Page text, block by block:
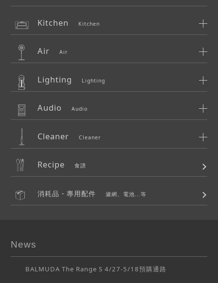
Kitchen Kitchen
Air Air
Lighting Lighting
Audio Audio
Cleaner Cleaner
Recipe 食譜
消耗品・專用配件 濾網、電池...等
News
BALMUDA The Range S 4/27-5/18預購通路